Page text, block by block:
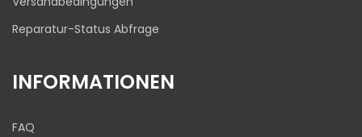
Reparatur-Status Abfrage
INFORMATIONEN
FAQ